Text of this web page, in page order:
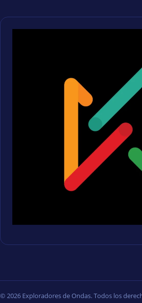
© 2026 Exploradores de Ondas. Todos los